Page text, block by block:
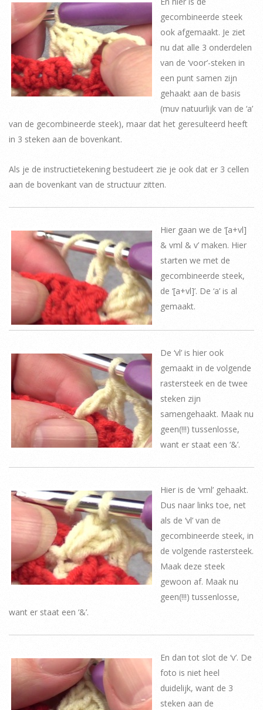
gecombineerde steek
ook afgemaakt. Je ziet
nu dat alle 3 onderdelen
van de ‘voor’-steken in
een punt samen zijn
gehaakt aan de basis
(muv natuurlijk van de ‘a’
van de gecombineerde steek), maar dat het geresulteerd heeft
in 3 steken aan de bovenkant.
Als je de instructietekening bestudeert zie je ook dat er 3 cellen
aan de bovenkant van de structuur zitten.
Hier gaan we de ‘[a+vl]
& vml & v’ maken. Hier
starten we met de
gecombineerde steek,
de ‘[a+vl]’. De ‘a’ is al
gemaakt.
De ‘vl’ is hier ook
gemaakt in de volgende
rastersteek en de twee
steken zijn
samengehaakt. Maak nu
geen(!!!) tussenlosse,
want er staat een ‘&’.
Hier is de ‘vml’ gehaakt.
Dus naar links toe, net
als de ‘vl’ van de
gecombineerde steek, in
de volgende rastersteek.
Maak deze steek
gewoon af. Maak nu
geen(!!!) tussenlosse,
want er staat een ‘&’.
En dan tot slot de ‘v’. De
foto is niet heel
duidelijk, want de 3
steken aan de